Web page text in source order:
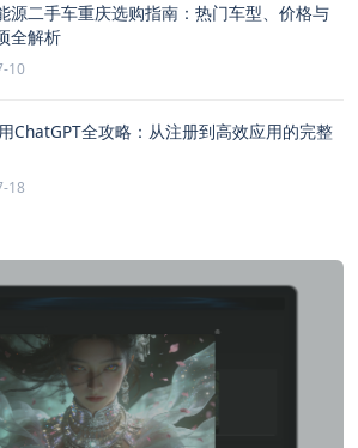
源二手车重庆选购指南：热门车型、价格与
全解析
10
ChatGPT全攻略：从注册到高效应用的完整
18